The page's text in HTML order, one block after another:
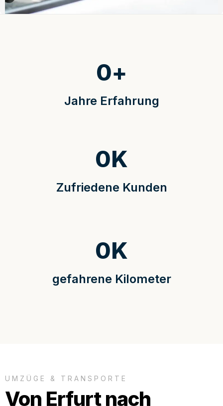
Jahre Erfahrung
0+
Zufriedene Kunden
0K
gefahrene Kilometer
0K
UMZÜGE & TRANSPORTE
Von Erfurt nach